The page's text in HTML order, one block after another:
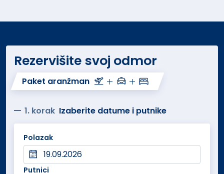
Sadržaj hotela: Gostima su na raspolaganju otvoreni
bazen sa slanom vodom, terasa za sunčanje, restoran
sa italijanskom kuhinjom, bar i recepcija koja radi 24
sata. Hotel nudi usluge iznajmljivanja bicikala i
celom objektu besplatno.
klimatizovane i opremljene flat-screen televizorom,
radnim stolom, garderoberom i sopstvenim
kupatilom sa kadom ili tušem, fenom za kosu i
Rezervišite svoj odmor
Paket aranžman
1. korak Izaberite datume i putnike
Polazak
Putnici